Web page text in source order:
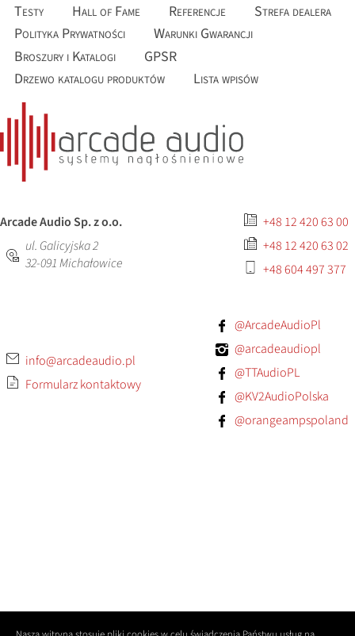
Testy
Hall of Fame Referencje
Strefa dealera
Polityka Prywatności
Warunki Gwarancji
Broszury i Katalogi
GPSR
Drzewo katalogu produktów
Lista wpisów
Arcade Audio Sp. z o.o.
ul. Galicyjska 2
32-091Michałowice
+48 12 420 63 00
+48 12 420 63 02
+48 604 497 377
info@arcadeaudio.pl
Formularz kontaktowy
@ArcadeAudioPl
@arcadeaudiopl
@TTAudioPL
@KV2AudioPolska
@orangeampspoland